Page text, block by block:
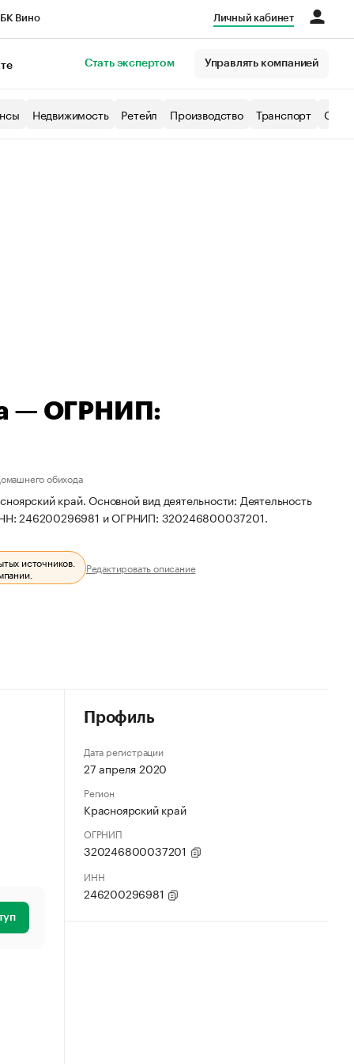
Вино Личный кабинет
Стать экспертом Управлять компанией
Недвижимость Ретейл Производство Транспорт
— ОГРНИП:
обихода
край. Основной вид деятельности: Деятельность
ИНН: 246200296981 и ОГРНИП: 320246800037201.
источников.
Редактировать описание
Профиль
Дата регистрации
27 апреля 2020
Регион
Красноярский край
ОГРНИП
320246800037201
ИНН
246200296981